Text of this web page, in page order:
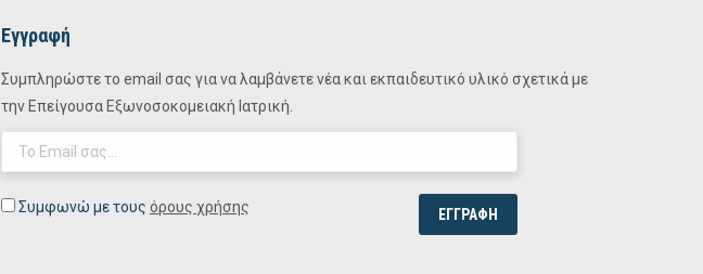
Εγγραφή
Συμπληρώστε το email σας για να λαμβάνετε νέα και εκπαιδευτικό υλικό σχετικά με
την Επείγουσα Εξωνοσοκομειακή Ιατρική.
Συμφωνώ με τους όρους χρήσης